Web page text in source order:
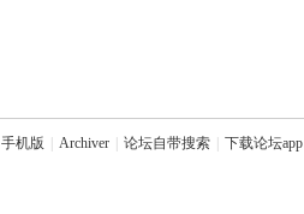
手机版 Archiver 论坛自带搜索 下载论坛app